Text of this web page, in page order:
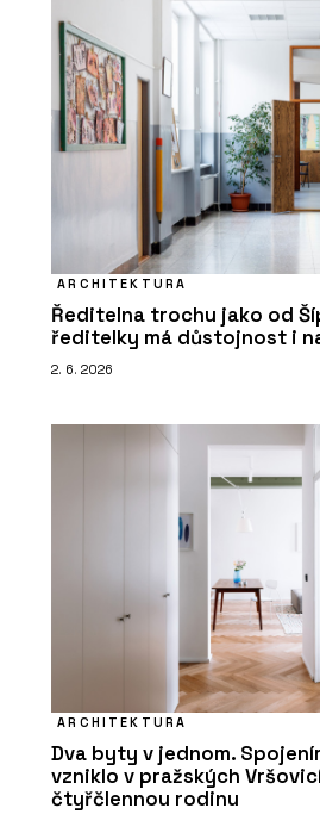
ARCHITEKTURA
Ředitelna trochu jako od
ředitelky má důstojnost i
2. 6. 2026
ARCHITEKTURA
Dva byty v jednom.
vzniklo v pražských
čtyřčlennou rodinu